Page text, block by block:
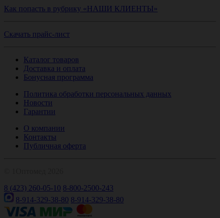
Как попасть в рубрику «НАШИ КЛИЕНТЫ»
Скачать прайс-лист
Каталог товаров
Доставка и оплата
Бонусная программа
Политика обработки персональных данных
Новости
Гарантии
О компании
Контакты
Публичная оферта
8 (423) 260-05-10 8-800-2500-243
8-914-329-38-80 8-914-329-38-80